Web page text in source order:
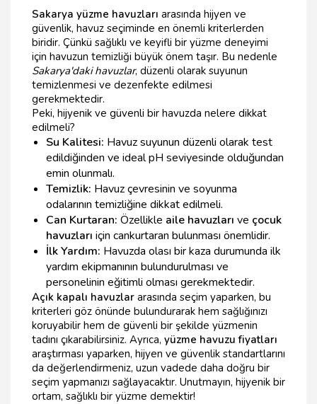
Sakarya yüzme havuzları arasında hijyen ve
güvenlik, havuz seçiminde en önemli kriterlerden
biridir. Çünkü sağlıklı ve keyifli bir yüzme deneyimi
için havuzun temizliği büyük önem taşır. Bu nedenle
Sakarya'daki havuzlar, düzenli olarak suyunun
temizlenmesi ve dezenfekte edilmesi
gerekmektedir.
Peki, hijyenik ve güvenli bir havuzda nelere dikkat
edilmeli?
Su Kalitesi: Havuz suyunun düzenli olarak test
edildiğinden ve ideal pH seviyesinde olduğundan
emin olunmalı.
Temizlik: Havuz çevresinin ve soyunma
odalarının temizliğine dikkat edilmeli.
Can Kurtaran: Özellikle aile havuzları ve çocuk
havuzları için cankurtaran bulunması önemlidir.
İlk Yardım: Havuzda olası bir kaza durumunda ilk
yardım ekipmanının bulundurulması ve
personelinin eğitimli olması gerekmektedir.
Açık kapalı havuzlar arasında seçim yaparken, bu
kriterleri göz önünde bulundurarak hem sağlığınızı
koruyabilir hem de güvenli bir şekilde yüzmenin
tadını çıkarabilirsiniz. Ayrıca, yüzme havuzu fiyatları
araştırması yaparken, hijyen ve güvenlik standartlarını
da değerlendirmeniz, uzun vadede daha doğru bir
seçim yapmanızı sağlayacaktır. Unutmayın, hijyenik bir
ortam, sağlıklı bir yüzme demektir!